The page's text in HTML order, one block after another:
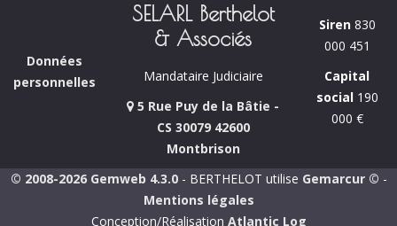
Données
personnelles
SELARL Berthelot
& Associés
Mandataire Judiciaire
5 Rue Puy de la Bâtie -
CS 30079 42600
Montbrison
Siren830
000 451
Capital
social190
000 €
© 2008-2026 Gemweb 4.3.0- BERTHELOT utilise Gemarcur © -
Mentions légales
Conception/Réalisation Atlantic Log